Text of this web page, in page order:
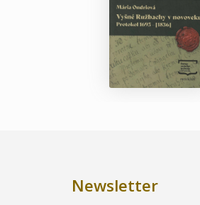
Newsletter